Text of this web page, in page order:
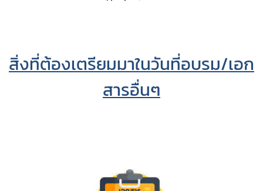
สิ่งที่ต้องเตรียมมาในวันที่อบรม/เอก
สารอื่นๆ